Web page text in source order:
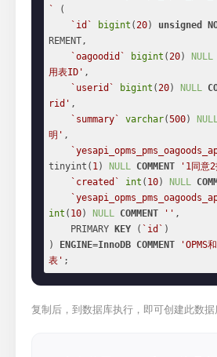
`
(
`id`
bigint (20) unsigned
REMENT,
`oagoodid`
bigint (20) NULL
用表ID' ,
`userid`
bigint (20) NULL
rid' ,
`summary`
varchar(500)
明' ,
tinyint( 1) NULL COMMENT '1同意
`created`
int ( 10) NULL
int ( 10) NULL COMMENT '' ,
    PRIMARY
KEY ( `id` )
)
ENGINE=InnoDB COMMENT
'OPMS
表' ;
复制后，到数据库执行，即可创建此数据